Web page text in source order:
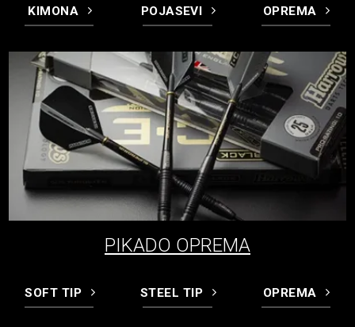
KIMONA POJASEVI OPREMA
PIKADO OPREMA
SOFT TIP STEEL TIP OPREMA